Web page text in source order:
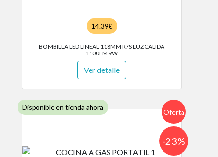
14.39€
BOMBILLA LED LINEAL 118MM R7S LUZ CALIDA
1100LM 9W
Ver detalle
Disponible en tienda ahora
Oferta
-23%